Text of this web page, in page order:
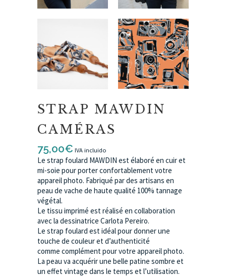
STRAP MAWDIN
CAMÉRAS
75,00€ IVA incluido
Le strap foulard MAWDIN est élaboré en cuir et
mi-soie pour porter confortablement votre
appareil photo. Fabriqué par des artisans en
peau de vache de haute qualité 100% tannage
végétal.
Le tissu imprimé est réalisé en collaboration
avec la dessinatrice Carlota Pereiro.
Le strap foulard est idéal pour donner une
touche de couleur et d’authenticité
comme complément pour votre appareil photo.
La peau va acquérir une belle patine sombre et
un effet vintage dans le temps et l’utilisation.